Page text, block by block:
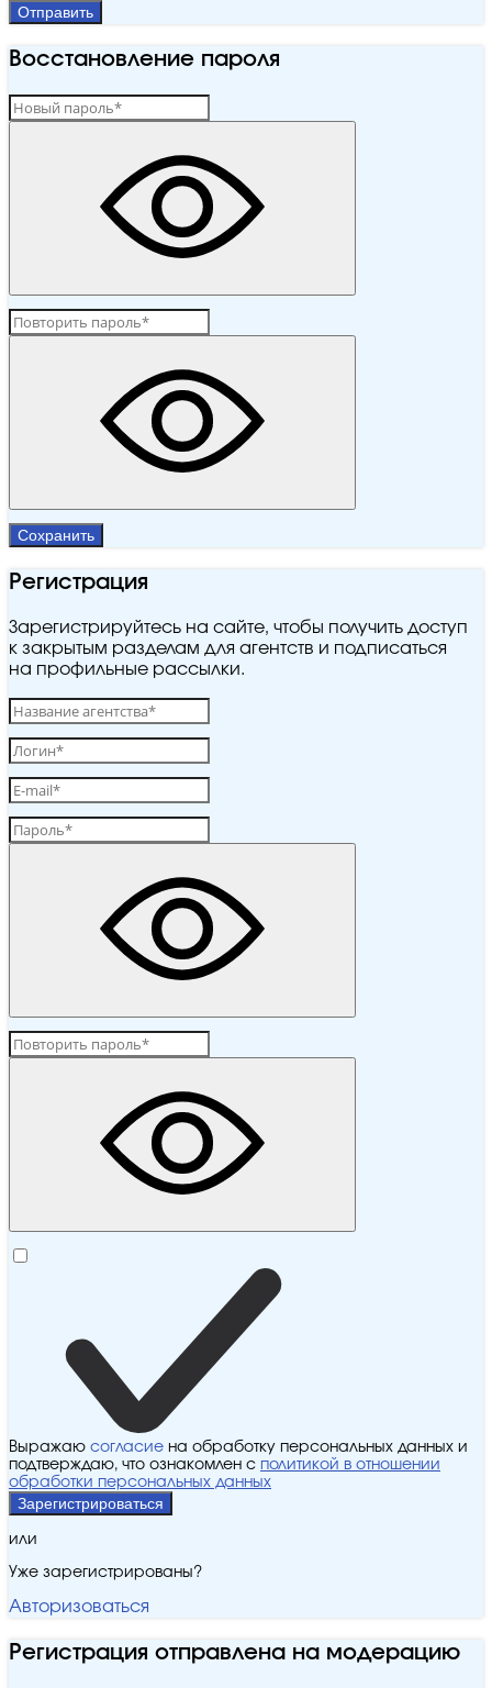
Отправить
Восстановление пароля
Сохранить
Регистрация
Зарегистрируйтесь на сайте, чтобы получить доступ
к закрытым разделам для агентств и подписаться
на профильные рассылки.
Выражаю согласие на обработку персональных данных и
подтверждаю, что ознакомлен с политикой в отношении
обработки персональных данных
Зарегистрироваться
или
Уже зарегистрированы?
Авторизоваться
Регистрация отправлена на модерацию